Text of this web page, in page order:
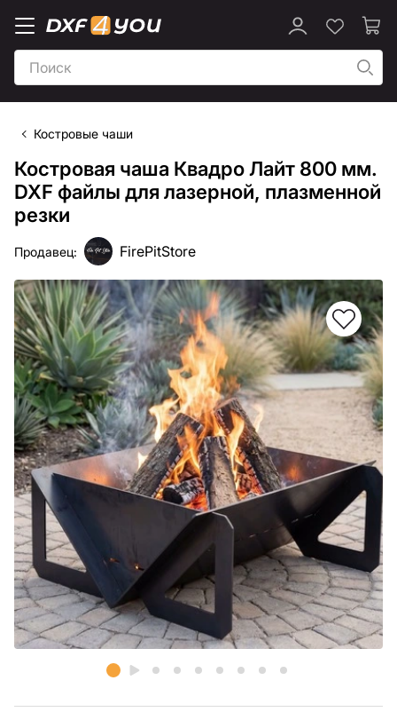
Костровые чаши
Костровая чаша Квадро Лайт 800 мм.
DXF файлы для лазерной, плазменной
резки
Продавец: FirePitStore